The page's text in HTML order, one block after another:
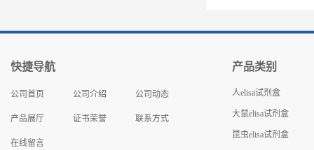
快捷导航
公司首页 公司介绍 公司动态
产品展厅 证书荣誉 联系方式
在线留言
产品类别
人elisa试剂盒
大鼠elisa试剂盒
昆虫elisa试剂盒